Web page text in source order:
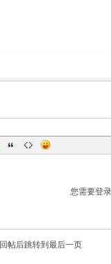
您需要登
回帖后跳转到最后一页